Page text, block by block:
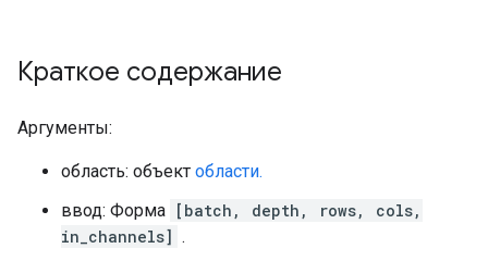
Краткое содержание
Аргументы:
область: объект области.
ввод: Форма [batch, depth, rows, cols,
in_channels] .